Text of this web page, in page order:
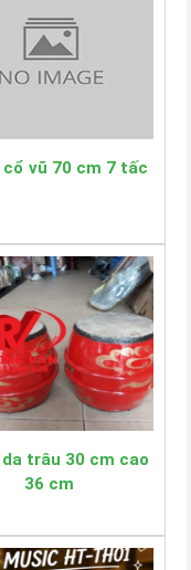
vũ 70 cm 7 tấc
trâu 30 cm cao
36 cm